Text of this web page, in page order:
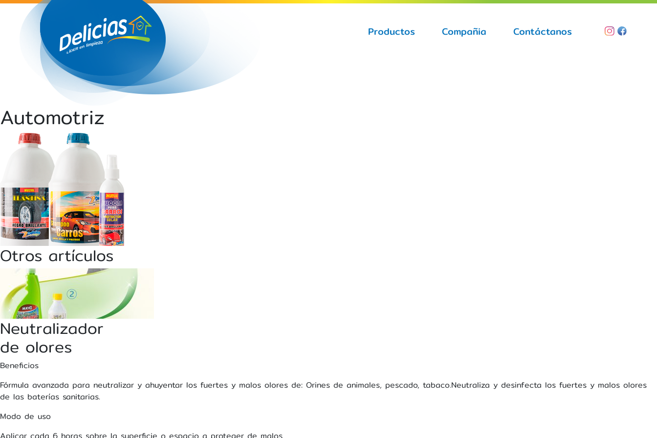
Productos Compañia Contáctanos
Automotriz
Otros artículos
Neutralizador
de olores
Beneficios
Fórmula avanzada para neutralizar y ahuyentar los fuertes y malos olores de: Orines de animales, pescado, tabaco.Neutraliza y desinfecta los fuertes y malos olores
de las baterías sanitarias.
Modo de uso